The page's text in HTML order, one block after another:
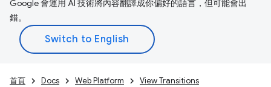
Google 會運用 AI 技術將內容翻譯成你偏好的語言，但可能會出
錯。
首頁 Docs Web Platform View Transitions